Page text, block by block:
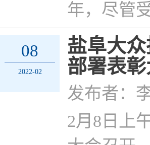
年，尽管
08
2022-02
盐阜大
部署表
发布者：
2月8日上